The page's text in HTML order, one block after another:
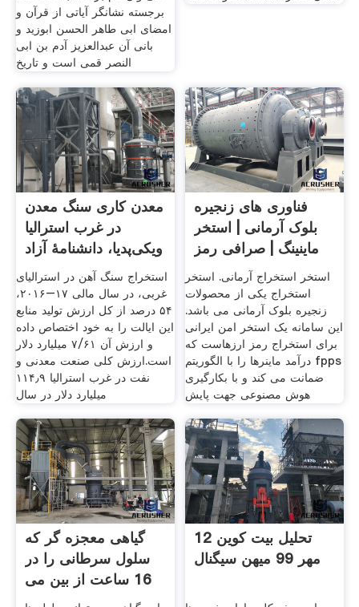
برجسته نشانگر آیاتی از قرآن و
امضای ابی طاهر الحسن ابوزید و
بانی آن عبدالعزیز آدم بن ابی
النصر قمی است و تاریخ
معدن کاری سنگ معدن
در غرب استرالیا
ویکی‌پدیا، دانشنامهٔ آزاد
استخراج سنگ آهن در استرالیای
غربی، در سال مالی ۱۷–۲۰۱۶،
۵۴ درصد از کل ارزش تولید منابع
این ایالت را به خود اختصاص داده
و ارزش آن ۷/۶۱ میلیارد دلار
است.ارزش کلی صنعت معدنی و
نفت در غرب استرالیا ۱۱۴٫۹
میلیارد دلار در سال
فناوری های زنجیره
بلوک آرمانی | استخر
ماینینگ | صرافی رمز
استخر استخراج آرمانی. استخر
استخراج یکی از محصولات
زنجیره بلوک آرمانی می باشد.
این سامانه یک استخر امن ایرانی
برای استخراج رمز ارزهاست که
درآمد ماینرها را با الگوریتم fpps
ضمانت می کند و با بکارگیری
هوش مصنوعی جهت پایش
گیاهی معجزه گر که
سلول‌ سرطانی را در
16 ساعت از بین می
برد
تحلیل بیت کوین 12
مهر 99 میهن سیگنال